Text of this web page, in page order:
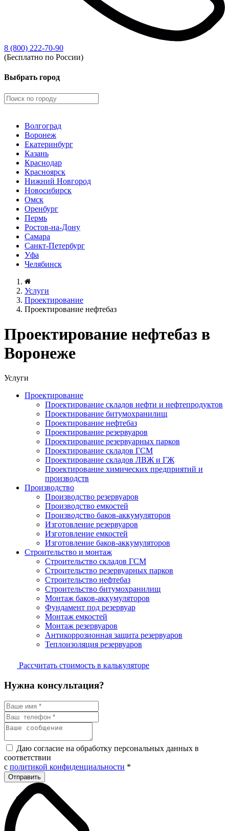
8 (800) 222-70-90
(Бесплатно по России)
Выбрать город
Волгоград
Воронеж
Екатеринбург
Казань
Краснодар
Красноярск
Нижний Новгород
Новосибирск
Омск
Оренбург
Пермь
Ростов-на-Дону
Самара
Санкт-Петербург
Уфа
Челябинск
Услуги
Проектирование
Проектирование нефтебаз
Проектирование нефтебаз в
Воронеже
Услуги
Проектирование
Проектирование складов нефти и нефтепродуктов
Проектирование битумохранилищ
Проектирование нефтебаз
Проектирование резервуаров
Проектирование резервуарных парков
Проектирование складов ГСМ
Проектирование складов ЛВЖ и ГЖ
Проектирование химических предприятий и
производств
Производство
Производство резервуаров
Производство емкостей
Производство баков-аккумуляторов
Изготовление резервуаров
Изготовление емкостей
Изготовление баков-аккумуляторов
Строительство и монтаж
Строительство складов ГСМ
Строительство резервуарных парков
Строительство нефтебаз
Строительство битумохранилищ
Монтаж баков-аккумуляторов
Фундамент под резервуар
Монтаж емкостей
Монтаж резервуаров
Антикоррозионная защита резервуаров
Теплоизоляция резервуаров
Рассчитать стоимость в калькуляторе
Нужна консультация?
Даю согласие на обработку персональных данных в
соответствии
с политикой конфиденциальности *